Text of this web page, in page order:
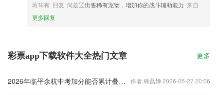
蒋筠有 回复 尚荔罡出售稀有宠物，增加你的战斗辅助能力 来自
更多回复
彩票app下载软件大全热门文章 更多
2026年临平余杭中考加分能否累计叠加规则 作者:韩磊婵 2026-05-27 20:06